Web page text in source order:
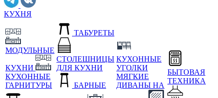
КУХНЯ
МОДУЛЬНЫЕ
КУХНИ
КУХОННЫЕ
ГАРНИТУРЫ
ТАБУРЕТЫ
СТОЛЕШНИЦЫ
ДЛЯ КУХНИ
БАРНЫЕ
КУХОННЫЕ
УГОЛКИ
МЯГКИЕ
ДИВАНЫ НА
БЫТОВАЯ
ТЕХНИКА